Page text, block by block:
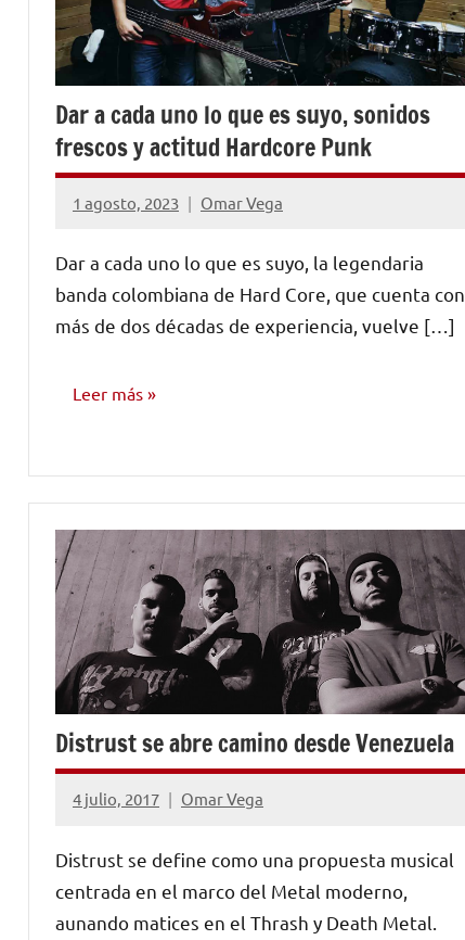
Dar a cada uno lo que es suyo, sonidos
frescos y actitud Hardcore Punk
1 agosto, 2023 Omar Vega
No
comentarios
Dar a cada uno lo que es suyo, la legendaria
banda colombiana de Hard Core, que cuenta con
más de dos décadas de experiencia, vuelve […]
Leer más
Distrust se abre camino desde Venezuela
4 julio, 2017 Omar Vega
No
comentarios
Distrust se define como una propuesta musical
centrada en el marco del Metal moderno,
aunando matices en el Thrash y Death Metal.